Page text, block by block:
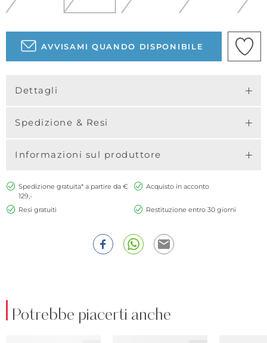
AVVISAMI QUANDO DISPONIBILE
Dettagli
Spedizione & Resi
Informazioni sul produttore
Spedizione gratuita* a partire da €
129,-
Acquisto in acconto
Resi gratuiti Restituzione entro 30 giorni
Potrebbe piacerti anche